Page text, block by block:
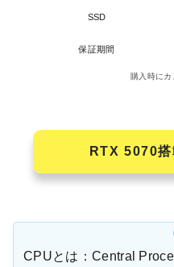
SSD
保証期間
購入時に
RTX 5070
CPUとは：Central